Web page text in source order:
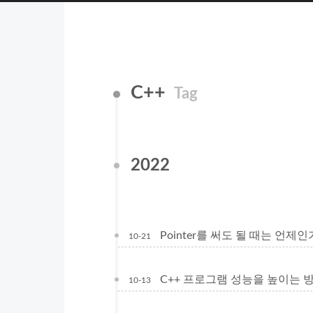
C++ Tag
2022
10-21 Pointer를 써도 될 때는 언제인
10-13 C++ 프로그램 성능을 높이는